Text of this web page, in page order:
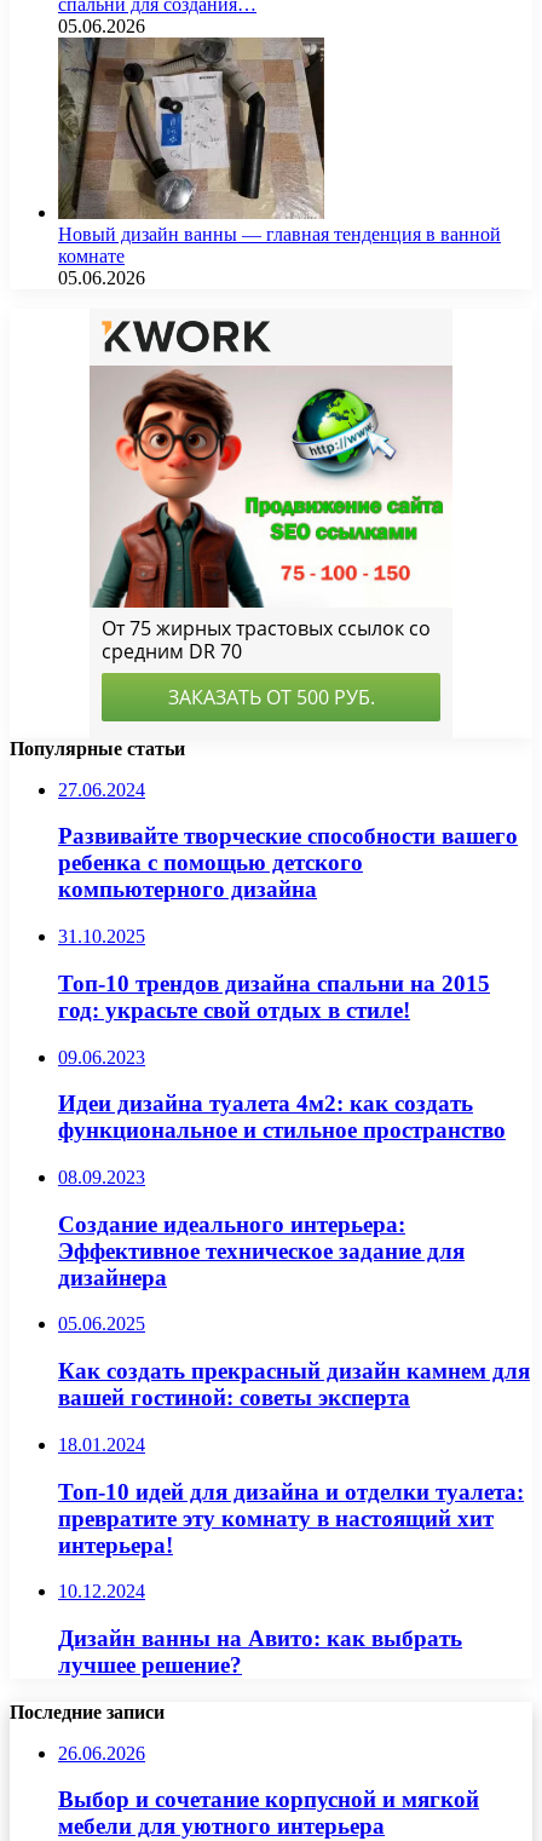
05.06.2026
Новый дизайн ванны — главная тенденция в ванной
комнате
05.06.2026
Популярные статьи
27.06.2024
Развивайте творческие способности вашего
ребенка с помощью детского
компьютерного дизайна
31.10.2025
Топ-10 трендов дизайна спальни на 2015
год: украсьте свой отдых в стиле!
09.06.2023
Идеи дизайна туалета 4м2: как создать
функциональное и стильное пространство
08.09.2023
Создание идеального интерьера:
Эффективное техническое задание для
дизайнера
05.06.2025
Как создать прекрасный дизайн камнем для
вашей гостиной: советы эксперта
18.01.2024
Топ-10 идей для дизайна и отделки туалета:
превратите эту комнату в настоящий хит
интерьера!
10.12.2024
Дизайн ванны на Авито: как выбрать
лучшее решение?
Последние записи
26.06.2026
Выбор и сочетание корпусной и мягкой
мебели для уютного интерьера